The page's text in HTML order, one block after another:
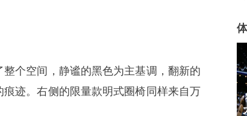
个空间，静谧的黑色为主基调，翻新的
迹。右侧的限量款明式圈椅同样来自万